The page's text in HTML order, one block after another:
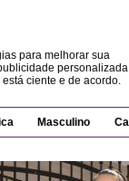
para melhorar sua
personalizada
ciente e de acordo.
Masculino